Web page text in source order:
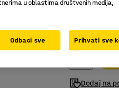
Dodaj na
u oblastima društvenih medija,
Odbaci sve Prihvati sve